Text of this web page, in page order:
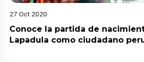
27 Oct 2020
Conoce la partida de
Lapadula como ciudadano